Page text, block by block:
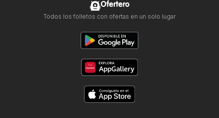
Ofertero
Todos los folletos con ofertas en un solo lugar